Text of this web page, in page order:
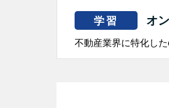
学習 オ
不動産業界に特化し